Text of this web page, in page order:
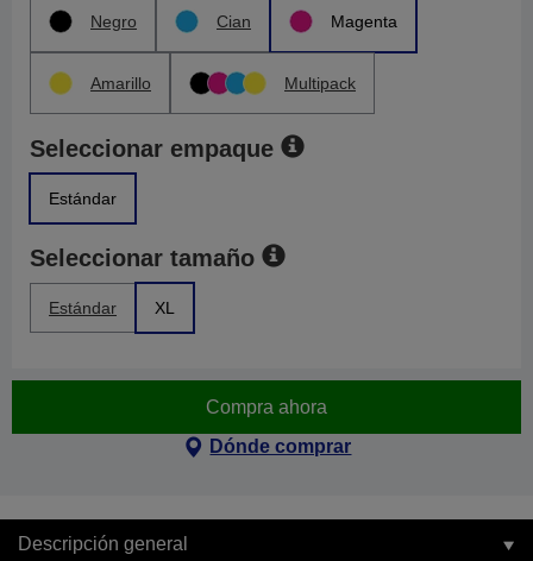
Negro Cian Magenta
Amarillo Multipack
Seleccionar empaque
Estándar
Seleccionar tamaño
Estándar XL
Compra ahora
Dónde comprar
Descripción general